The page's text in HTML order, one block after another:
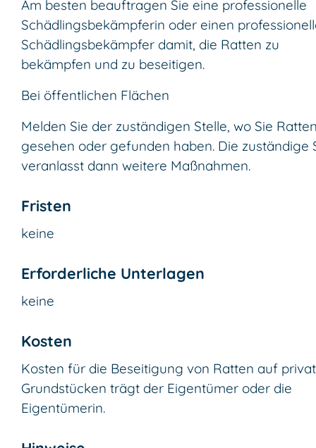
Am besten beauftragen Sie eine professionelle
Schädlingsbekämpferin oder einen
Schädlingsbekämpfer damit, die Ratten zu
bekämpfen und zu beseitigen.
Bei öffentlichen Flächen
Melden Sie der zuständigen Stelle, wo Sie
gesehen oder gefunden haben. Die zuständige
veranlasst dann weitere Maßnahmen.
Fristen
keine
Erforderliche Unterlagen
keine
Kosten
Kosten für die Beseitigung von Ratten auf
Grundstücken trägt der Eigentümer oder die
Eigentümerin.